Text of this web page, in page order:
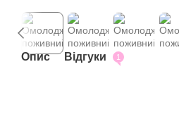
Опис Відгуки 1